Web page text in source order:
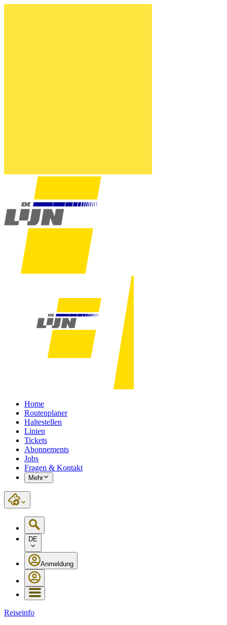
Home
Routenplaner
Haltestellen
Linien
Tickets
Abonnements
Jobs
Fragen & Kontakt
Mehr
DE
Anmeldung
Reiseinfo